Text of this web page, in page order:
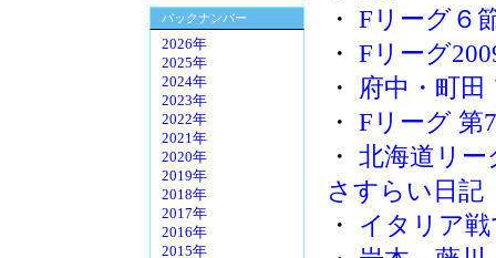
バックナンバー
2026年
2025年
2024年
2023年
2022年
2021年
2020年
2019年
2018年
2017年
2016年
2015年
・ Fリーグ６
・ Fリーグ
・ 府中・町
・ Fリーグ 第
・ 北海道リ
さすらい日記
・ イタリア